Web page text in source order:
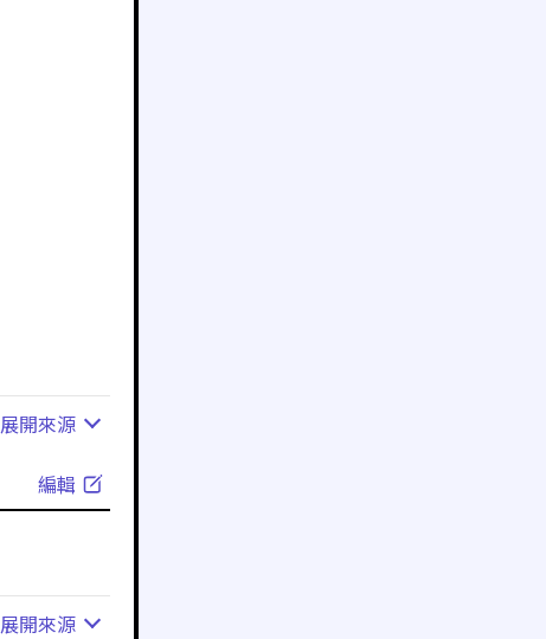
展開來源
編輯
展開來源